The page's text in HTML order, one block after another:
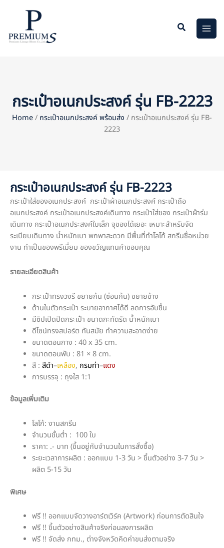
กระเป๋าอเนกประสงค์ รุ่น FB-2223
Home/ กระเป๋าอเนกประสงค์ พร้อมส่ง / กระเป๋าอเนกประสงค์ รุ่น FB-
2223
กระเป๋าอเนกประสงค์ รุ่น FB-2223
กระเป๋าใส่ของอเนกประสงค์ กระเป๋าผ้าอเนกประสงค์ กระเป๋าถือ
อเนกประสงค์ กระเป๋าอเนกประสงค์เดินทาง กระเป๋าใส่ของ กระเป๋าผ้าร่ม
เดินทาง กระเป๋าอเนกประสงค์ใบเล็ก จุของได้เยอะ เหมาะสำหรับจัด
ระเบียบเดินทาง น้ำหนักเบา พกพาสะดวก มีพื้นที่ทำโลโก้ สกรีนชื่อหน่วย
งาน ทำเป็นของพรีเมี่ยม ของขวัญแทนคำขอบคุณ
รายละเอียดสินค้า
กระเป๋าทรงวงรี ขยายก้น (ซ่อนก้น) ขยายข้าง
ด้านในตัวกระเป๋า ระบายอากาศได้ดี ลดการอับชื้น
มีซิปเปิดปิดกระเป๋า ขนาดกะทัดรัด น้ำหนักเบา
ดีไซน์ทรงสปอร์ต ทันสมัย ทำความสะอาดง่าย
ขนาดตอนกาง : 40 x 35 cm.
ขนาดตอนพับ : 81 × 8 cm.
สี : สีดำ–เหลือง, กรมท่า–แดง
การบรรจุ : ถุงใส 1:1
ข้อมูลเพิ่มเติม
โลโก้: งานสกรีน
จำนวนขั้นต่ำ : 100 ใบ
ราคา: .- บาท (ขึ้นอยู่กับจำนวนในการสั่งซื้อ)
ระยะเวลาการผลิต : ออกแบบ 1-3 วัน > ขึ้นตัวอย่าง 3-7 วัน >
ผลิต 5-15 วัน
พิเศษ
ฟรี !! ออกแบบจัดวางอาร์ตเวิร์ค (Artwork) ก่อนการตัดสินใจ
ฟรี !! ขึ้นตัวอย่างสินค้าจริงก่อนลงการผลิต
ฟรี !! จัดส่ง กทม., ต่างจังหวัดคิดค่าขนส่งตามจริง